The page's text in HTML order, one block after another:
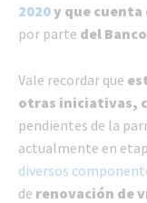
2020y que
por parte del
Vale recordar que
otras iniciativas,
pendientes de la
actualmente en
diversos
de renovación de